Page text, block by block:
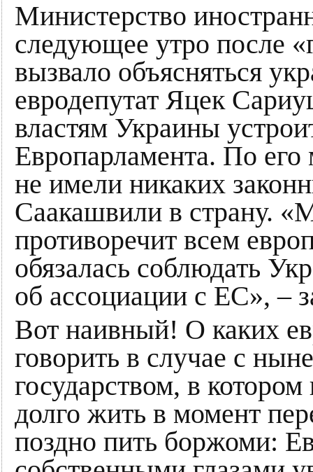
Министерство
следующее утро после
вызвало объясняться
евродепутат Яцек
властям Украины
Европарламента. По
не имели никаких
Саакашвили в страну.
противоречит всем
обязалась соблюдать
об ассоциации с ЕС», –
Вот наивный! О каких
говорить в случае с
государством, в
долго жить в момент
поздно пить боржоми: